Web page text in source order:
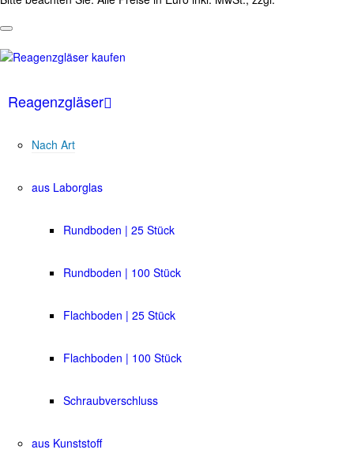
Reagenzgläser
Nach Art
aus Laborglas
Rundboden | 25 Stück
Rundboden | 100 Stück
Flachboden | 25 Stück
Flachboden | 100 Stück
Schraubverschluss
aus Kunststoff